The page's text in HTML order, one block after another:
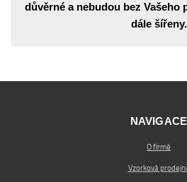
důvěrné a nebudou bez Vašeho
dále šířeny.
NAVIGACE
O firmě
Vzorková